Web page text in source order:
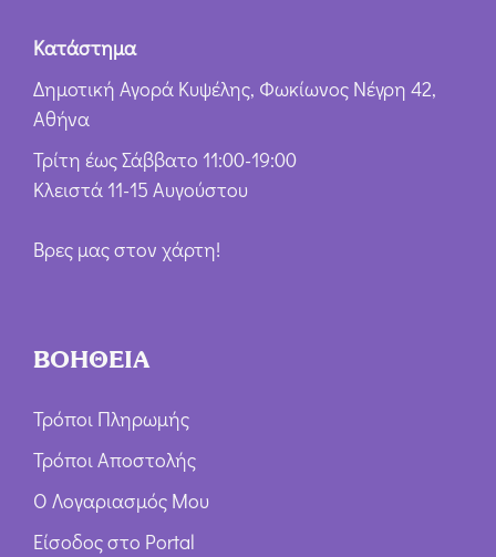
Κατάστημα
Δημοτική Αγορά Κυψέλης, Φωκίωνος Νέγρη 42,
Αθήνα
Τρίτη έως Σάββατο 11:00-19:00
Κλειστά 11-15 Αυγούστου
Βρες μας στον χάρτη!
ΒΟΗΘΕΙΑ
Τρόποι Πληρωμής
Τρόποι Αποστολής
Ο Λογαριασμός Μου
Είσοδος στο Portal